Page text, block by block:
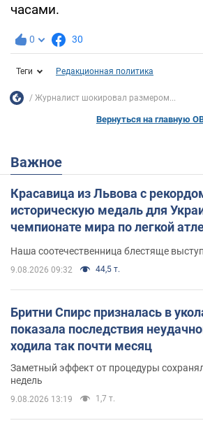
часами.
0 30
Теги Редакционная политика
Журналист шокировал размером...
Вернуться на главную
Важное
Красавица из Львова с
историческую медаль для
чемпионате мира по легкой
Наша соотечественница блестяще
9.08.2026 09:32 44,5 т.
Бритни Спирс призналась в
показала последствия
ходила так почти месяц
Заметный эффект от процедуры
недель
9.08.2026 13:19 1,7 т.